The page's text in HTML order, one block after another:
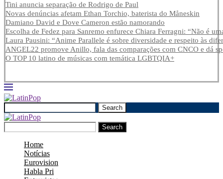
Tini anuncia separação de Rodrigo de Paul
Novas denúncias afetam Ethan Torchio, baterista do Måneskin
Damiano David e Dove Cameron estão namorando
Escolha de Fedez para Sanremo enfurece Chiara Ferragni: “Não é
Laura Pausini: “Anime Parallele é sobre diversidade e respeito às
ANGEL22 promove Anillo, fala das comparações com CNCO e dá
O TOP 10 latino de músicas com temática LGBTQIA+
Search
Search
Home
Notícias
Eurovision
Habla Pri